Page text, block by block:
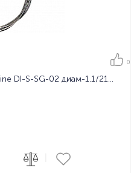
0
Трос для перемикача Baradine DI-S-SG-02 диам-1.1/2100мм, оцинкований